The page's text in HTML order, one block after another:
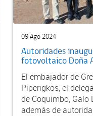
09 Ago 2024
Autoridades
fotovoltaico Doña
El embajador de
Piperigkos, el
de Coquimbo,
además de